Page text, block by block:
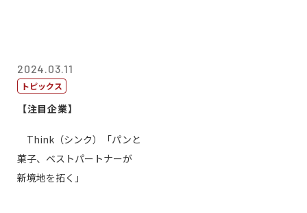
2024.03.11
トピックス
【注目企業】
Think（シンク）「パンと
菓子、ベストパートナーが
新境地を拓く」